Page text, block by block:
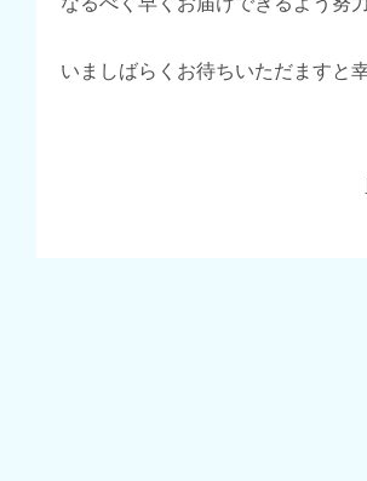
いましばらくお待ちいただますと幸